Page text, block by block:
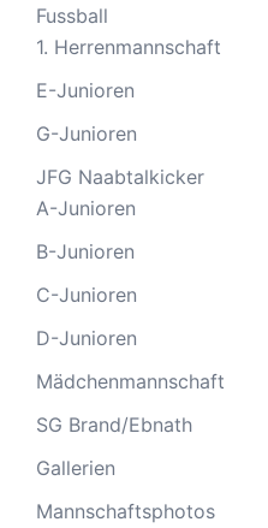
Fussball
1. Herrenmannschaft
E-Junioren
G-Junioren
JFG Naabtalkicker
A-Junioren
B-Junioren
C-Junioren
D-Junioren
Mädchenmannschaft
SG Brand/Ebnath
Gallerien
Mannschaftsphotos